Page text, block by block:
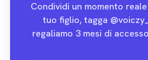
Condividi un momento
tuo figlio, tagga
regaliamo 3 mesi di